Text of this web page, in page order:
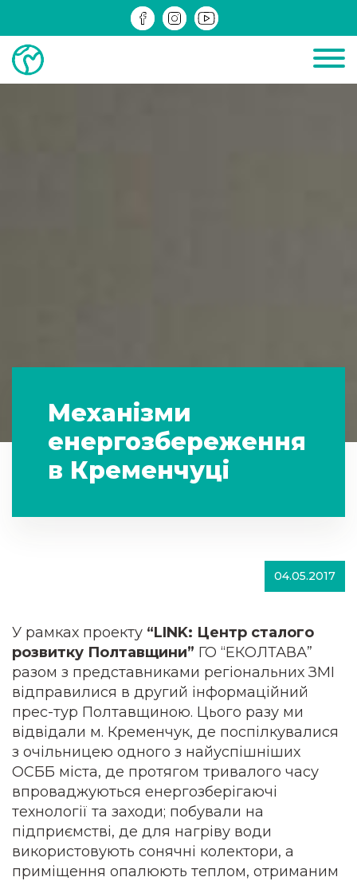
ДІЮЧІ
Механізми
енергозбереження
в Кременчуці
04.05.2017
У рамках проекту “LINK: Центр сталого
розвитку Полтавщини” ГО “ЕКОЛТАВА”
разом з представниками регіональних ЗМІ
відправилися в другий інформаційний
прес-тур Полтавщиною. Цього разу ми
відвідали м. Кременчук, де поспілкувалися
з очільницею одного з найуспішніших
ОСББ міста, де протягом тривалого часу
впроваджуються енергозберігаючі
технології та заходи; побували на
підприємстві, де для нагріву води
використовують сонячні колектори, а
приміщення опалюють теплом, отриманим